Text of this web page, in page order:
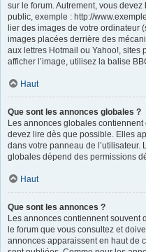
sur le forum. Autrement, vous
public, exemple : http://
lier des images de votre ordinateur
images placées derrière des
aux lettres Hotmail ou Yahoo!, sites
afficher l’image, utilisez la balise
Haut
Que sont les annonces globales ?
Les annonces globales
devez lire dès que possible. Elles
dans votre panneau de
globales dépend des permissions
Haut
Que sont les annonces ?
Les annonces contiennent souvent
le forum que vous consultez et
annonces apparaissent en haut de